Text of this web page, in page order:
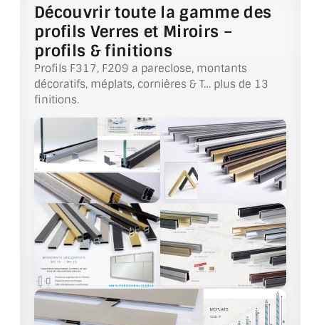
Découvrir toute la gamme des
profils Verres et Miroirs –
profils & finitions
Profils F317, F209 a pareclose, montants
décoratifs, méplats, cornières & T… plus de 13
finitions.